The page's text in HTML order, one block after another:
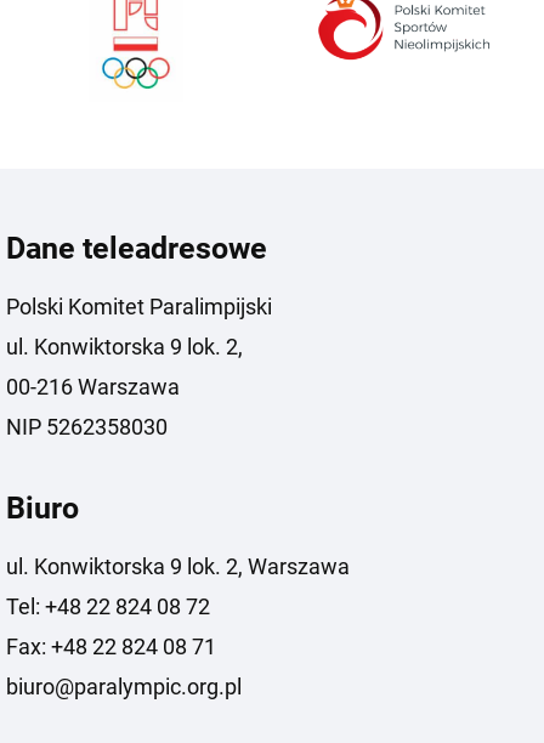
Dane teleadresowe
Polski Komitet Paralimpijski
ul. Konwiktorska 9 lok. 2,
00-216 Warszawa
NIP 5262358030
Biuro
ul. Konwiktorska 9 lok. 2, Warszawa
Tel: +48 22 824 08 72
Fax: +48 22 824 08 71
biuro@paralympic.org.pl